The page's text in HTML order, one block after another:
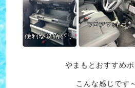
やまもとおすすめ
こんな感じです～